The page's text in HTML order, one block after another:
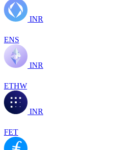
INR
ENS
INR
ETHW
INR
FET